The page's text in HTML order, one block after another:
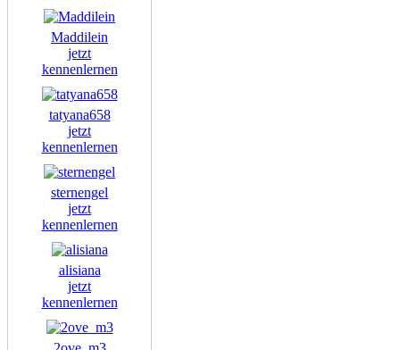
Maddilein
jetzt
kennenlernen
tatyana658
jetzt
kennenlernen
sternengel
jetzt
kennenlernen
alisiana
jetzt
kennenlernen